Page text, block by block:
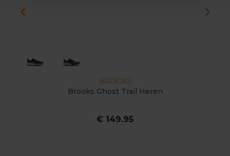
BROOKS
Brooks Ghost Trail Heren
€ 149.95